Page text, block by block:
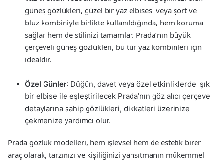
güneş gözlükleri, güzel bir yaz elbisesi veya şort ve
bluz kombiniyle birlikte kullanıldığında, hem koruma
sağlar hem de stilinizi tamamlar. Prada’nın büyük
çerçeveli güneş gözlükleri, bu tür yaz kombinleri için
idealdir.
Özel Günler: Düğün, davet veya özel etkinliklerde, şık
bir elbise ile eşleştirilecek Prada’nın göz alıcı çerçeve
detaylarına sahip gözlükleri, dikkatleri üzerinize
çekmenize yardımcı olur.
Prada gözlük modelleri, hem işlevsel hem de estetik birer
araç olarak, tarzınızı ve kişiliğinizi yansıtmanın mükemmel